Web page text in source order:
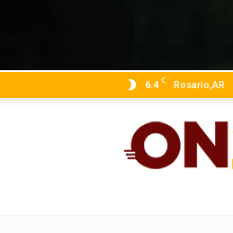
6.4 C Rosario,AR